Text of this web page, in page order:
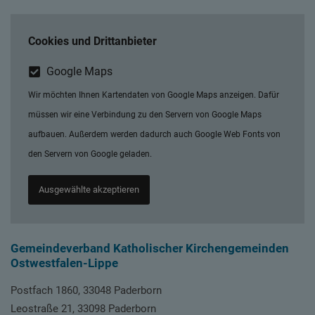
Cookies und Drittanbieter
Google Maps
Wir möchten Ihnen Kartendaten von Google Maps anzeigen. Dafür
müssen wir eine Verbindung zu den Servern von Google Maps
aufbauen. Außerdem werden dadurch auch Google Web Fonts von
den Servern von Google geladen.
Ausgewählte akzeptieren
Gemeindeverband Katholischer Kirchengemeinden
Ostwestfalen-Lippe
Postfach 1860, 33048 Paderborn
Leostraße 21, 33098 Paderborn